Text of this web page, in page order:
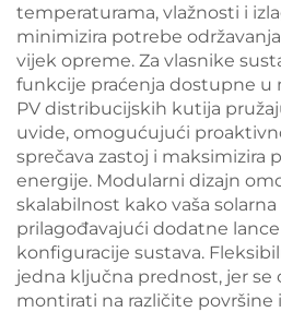
temperaturama, vlažnosti i
minimizira potrebe
vijek opreme. Za vlasnike
funkcije praćenja dostupne
PV distribucijskih kutija
uvide, omogućujući
sprečava zastoj i maksimizira
energije. Modularni dizajn
skalabilnost kako vaša
prilagođavajući dodatne
konfiguracije sustava.
jedna ključna prednost, jer
montirati na različite